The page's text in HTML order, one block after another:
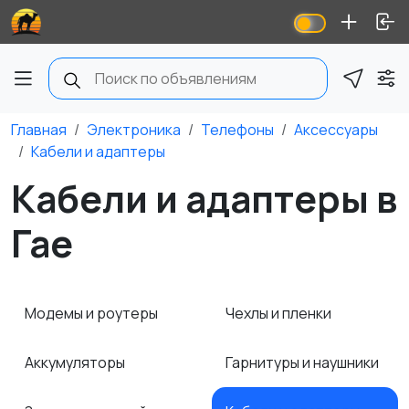
Главная Электроника Телефоны
Аксессуары
Кабели и адаптеры
Кабели и адаптеры в
Гае
Модемы и роутеры
Аккумуляторы
Чехлы и пленки
Гарнитуры и наушники